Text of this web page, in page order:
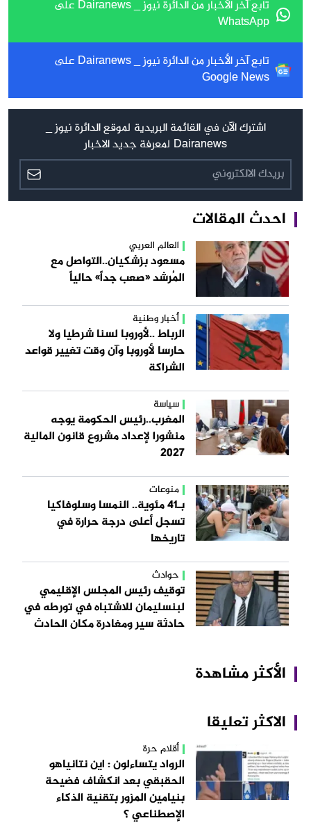
تابع آخر الأخبار من الدائرة نيوز _ Dairanews على
WhatsApp
تابع آخر الأخبار من الدائرة نيوز _ Dairanews على
Google News
اشترك الآن في القائمة البريدية لموقع الدائرة نيوز _
Dairanews لمعرفة جديد الاخبار
احدث المقالات
العالم العربي
مسعود بزشكيان..التواصل مع
المُرشد «صعب جداً» حالياً
أخبار وطنية
الرباط ..لأوروبا لسنا شرطيا ولا
حارسا لأوروبا وآن وقت تغيير قواعد
الشراكة
سياسة
المغرب..رئيس الحكومة يوجه
منشورا لإعداد مشروع قانون المالية
2027
منوعات
بـ41 مئوية.. النمسا وسلوفاكيا
تسجل أعلى درجة حرارة في
تاريخها
حوادث
توقيف رئيس المجلس الإقليمي
لبنسليمان للاشتباه في تورطه في
حادثة سير ومغادرة مكان الحادث
الأكثر مشاهدة
الاكثر تعليقا
أقلام حرة
الرواد يتساءلون : اين نتانياهو
الحقبقي بعد انكشاف فضيحة
بنيامين المزور بتقنية الذكاء
الإصطناعي ؟